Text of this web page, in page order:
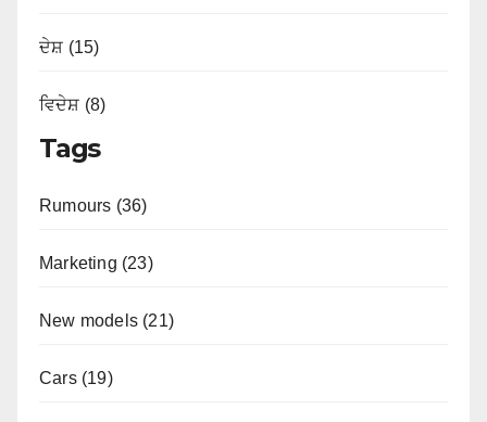
ਦੇਸ਼ (15)
ਵਿਦੇਸ਼ (8)
Tags
Rumours (36)
Marketing (23)
New models (21)
Cars (19)